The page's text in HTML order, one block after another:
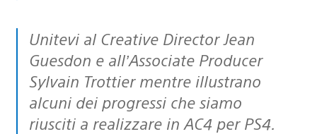
Unitevi al Creative Director Jean
Guesdon e all’Associate Producer
Sylvain Trottier mentre illustrano
alcuni dei progressi che siamo
riusciti a realizzare in AC4 per PS4.